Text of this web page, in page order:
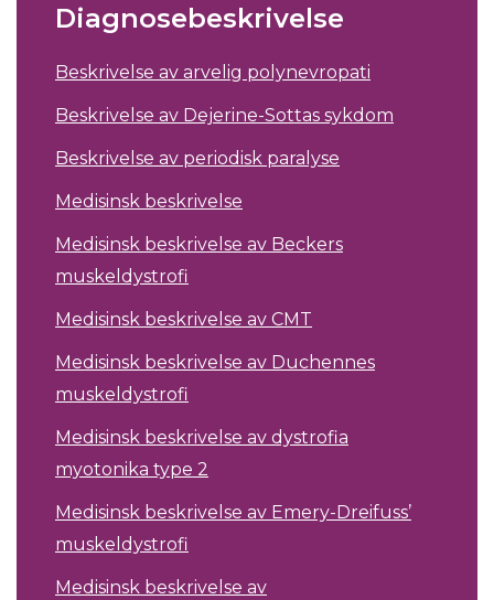
Diagnosebeskrivelse
Beskrivelse av arvelig polynevropati
Beskrivelse av Dejerine-Sottas sykdom
Beskrivelse av periodisk paralyse
Medisinsk beskrivelse
Medisinsk beskrivelse av Beckers
muskeldystrofi
Medisinsk beskrivelse av CMT
Medisinsk beskrivelse av Duchennes
muskeldystrofi
Medisinsk beskrivelse av dystrofia
myotonika type 2
Medisinsk beskrivelse av Emery-Dreifuss’
muskeldystrofi
Medisinsk beskrivelse av